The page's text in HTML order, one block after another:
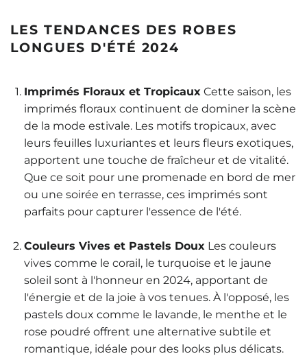
LES TENDANCES DES ROBES
LONGUES D'ÉTÉ 2024
Imprimés Floraux et Tropicaux Cette saison, les
imprimés floraux continuent de dominer la scène
de la mode estivale. Les motifs tropicaux, avec
leurs feuilles luxuriantes et leurs fleurs exotiques,
apportent une touche de fraîcheur et de vitalité.
Que ce soit pour une promenade en bord de mer
ou une soirée en terrasse, ces imprimés sont
parfaits pour capturer l'essence de l'été.
Couleurs Vives et Pastels Doux Les couleurs
vives comme le corail, le turquoise et le jaune
soleil sont à l'honneur en 2024, apportant de
l'énergie et de la joie à vos tenues. À l'opposé, les
pastels doux comme le lavande, le menthe et le
rose poudré offrent une alternative subtile et
romantique, idéale pour des looks plus délicats.